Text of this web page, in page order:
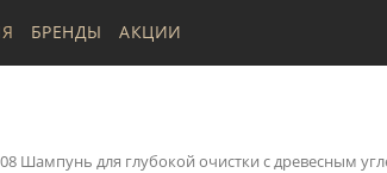
БРЕНДЫ АКЦИИ
Шампунь для глубокой очистки с древесным